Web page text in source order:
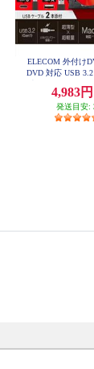
ELECOM 外付け
DVD 対応 USB
ソフト バスパワ
LDR-
4,983円
発送目安: